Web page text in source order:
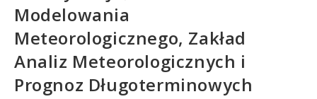
Modelowania
Meteorologicznego, Zakład
Analiz Meteorologicznych i
Prognoz Długoterminowych